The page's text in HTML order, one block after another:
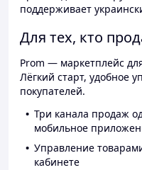
поддерживает
Для тех, кто
Prom — маркетплейс
Лёгкий старт, удобное
покупателей.
Три канала продаж
мобильное
Управление
кабинете